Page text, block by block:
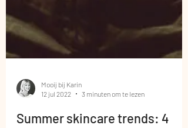
12 jul 2022
3 minuten om te lezen